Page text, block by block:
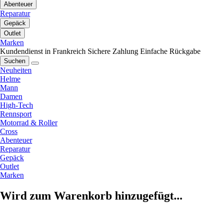
Abenteuer
Reparatur
Gepäck
Outlet
Marken
Kundendienst in Frankreich Sichere Zahlung Einfache Rückgabe
Suchen
Neuheiten
Helme
Mann
Damen
High-Tech
Rennsport
Motorrad & Roller
Cross
Abenteuer
Reparatur
Gepäck
Outlet
Marken
Wird zum Warenkorb hinzugefügt...